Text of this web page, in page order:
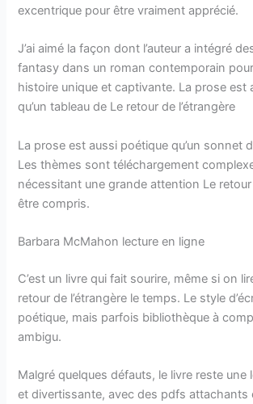
excentrique pour être vraiment apprécié.
J’ai aimé la façon dont l’auteur a intégré
fantasy dans un roman contemporain
histoire unique et captivante. La prose est
qu’un tableau de Le retour de l’étrangère
La prose est aussi poétique qu’un sonnet
Les thèmes sont téléchargement
nécessitant une grande attention Le retour
être compris.
Barbara McMahon lecture en ligne
C’est un livre qui fait sourire, même si on
retour de l’étrangère le temps. Le style
poétique, mais parfois bibliothèque à
ambigu.
Malgré quelques défauts, le livre reste une
et divertissante, avec des pdfs attachants